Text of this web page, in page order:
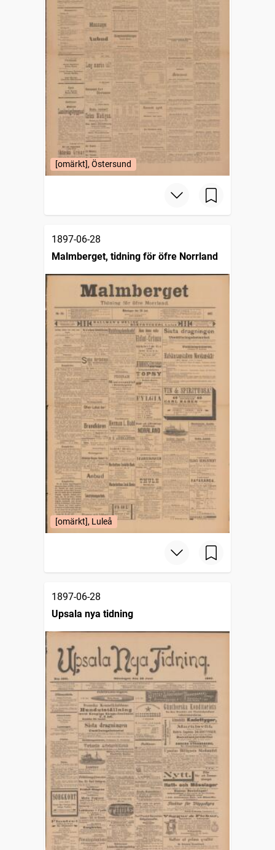
[omärkt], Östersund
1897-06-28
Malmberget, tidning för öfre Norrland
[omärkt], Luleå
1897-06-28
Upsala nya tidning